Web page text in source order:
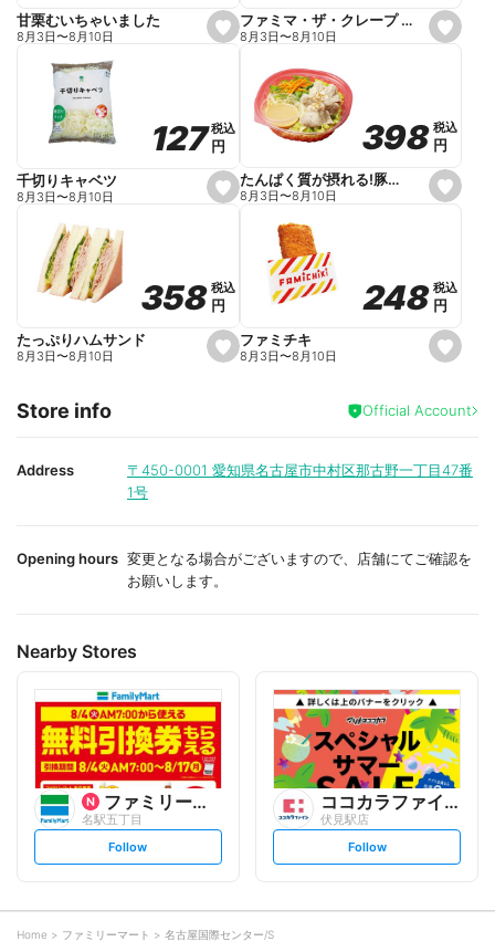
s
e
o
r
i
e
甘栗むいちゃいました
8月3日〜8月10日
s
e
o
r
i
e
ファミマ・ザ・クレープ 生チョコ
8月3日〜8月10日
s
e
o
r
i
e
127
127税込
税込
円
円
千切りキャベツ
8月3日〜8月10日
s
e
o
r
i
e
398
398 税込
税込
円
円
たんぱく質が摂れる!豚しゃぶのパスタサラダ
8月3日〜8月10日
s
e
i
t
358
358税込
税込
円
円
たっぷりハムサンド
8月3日〜8月10日
s
e
a
i
t
248
248 税込
税込
円
円
ファミチキ
8月3日〜8月10日
Store info Official Account
Address 〒450-0001 愛知県名古屋市中村区那古野一丁目47番
1号
Opening hours 変更となる場合がございますので、店舗にてご確認を
お願いします。
Nearby Stores
ファミリーマート
名駅五丁目
s
l
o
Follow
ココカラファイン
伏見駅店
s
l
Follow
Home ファミリーマート 名古屋国際センター/S